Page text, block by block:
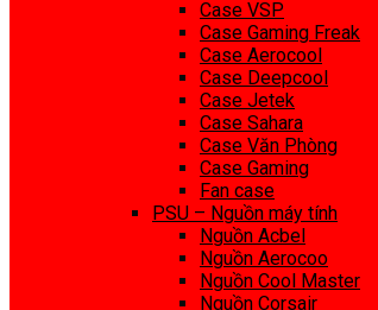
Case VSP
Case Gaming Freak
Case Aerocool
Case Deepcool
Case Jetek
Case Sahara
Case Văn Phòng
Case Gaming
Fan case
PSU – Nguồn máy tính
Nguồn Acbel
Nguồn Aerocoo
Nguồn Cool Master
Nguồn Corsair